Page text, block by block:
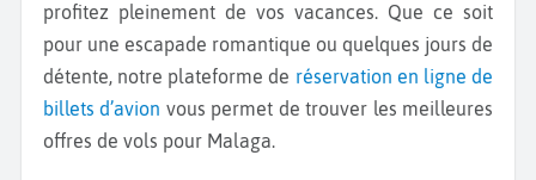
profitez pleinement de vos vacances. Que ce soit
pour une escapade romantique ou quelques jours de
détente, notre plateforme de réservation en ligne de
billets d’avion vous permet de trouver les meilleures
offres de vols pour Malaga.